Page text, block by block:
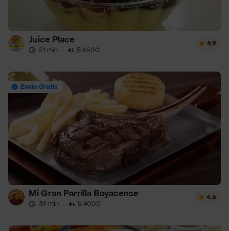
Juice Place
51 min · $ 6500
4.9
Envío Gratis
Mi Gran Parrilla Boyacense
39 min · $ 4000
4.6